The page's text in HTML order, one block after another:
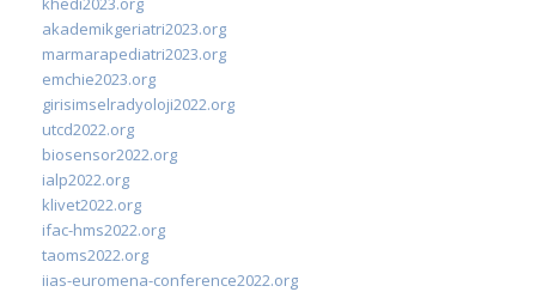
akademikgeriatri2023.org
marmarapediatri2023.org
emchie2023.org
girisimselradyoloji2022.org
utcd2022.org
biosensor2022.org
ialp2022.org
klivet2022.org
ifac-hms2022.org
taoms2022.org
iias-euromena-conference2022.org